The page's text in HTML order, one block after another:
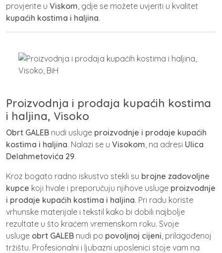
provjerite u Viskom , gdje se možete uvjeriti u kvalitet
kupaćih kostima i haljina.
Proizvodnja i prodaja kupaćih kostima
i haljina, Visoko
Obrt GALEB nudi usluge proizvodnje i prodaje kupaćih
kostima i haljina. Nalazi se u Visokom , na adresi Ulica
Delahmetovića 29.
Kroz bogato radno iskustvo stekli su brojne zadovoljne
kupce koji hvale i preporučuju njihove usluge proizvodnje
i prodaje kupaćih kostima i haljina. Pri radu koriste
vrhunske materijale i tekstil kako bi dobili najbolje
rezultate u što kraćem vremenskom roku. Svoje
usluge obrt GALEB nudi po povoljnoj cijeni , prilagođenoj
tržištu. Profesionalni i ljubazni uposlenici stoje vam na